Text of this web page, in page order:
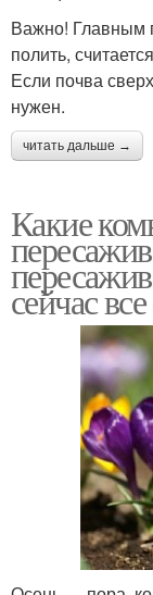
Важно! Главным
полить,
Если почва
нужен.
читать дальше →
Какие
сейчас